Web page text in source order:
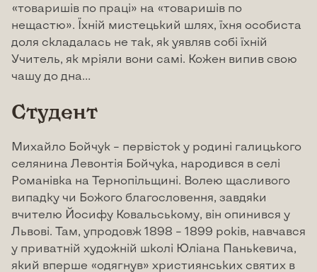
«товаришів по праці» на «товаришів по
нещастю». Їхній мистецький шлях, їхня особиста
доля складалась не так, як уявляв собі їхній
Учитель, як мріяли вони самі. Кожен випив свою
чашу до дна…
Студент
Михайло Бойчук – первісток у родині галицького
селянина Левонтія Бойчука, народився в селі
Романівка на Тернопільщині. Волею щасливого
випадку чи Божого благословення, завдяки
вчителю Йосифу Ковальському, він опинився у
Львові. Там, упродовж 1898 – 1899 років, навчався
у приватній художній школі Юліана Панькевича,
який вперше «одягнув» християнських святих в